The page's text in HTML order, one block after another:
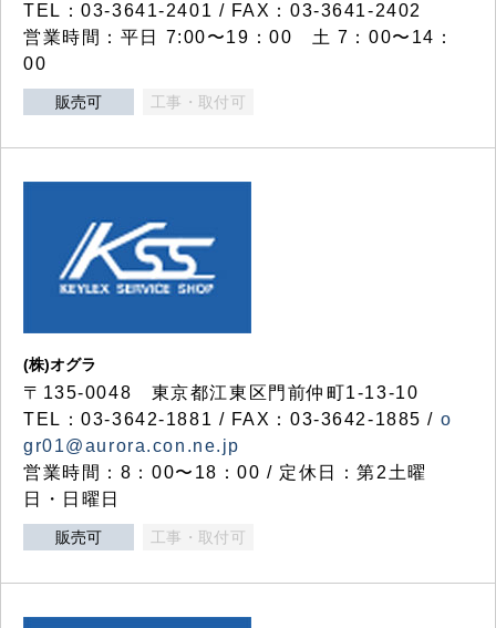
TEL：03-3641-2401 / FAX：03-3641-2402
営業時間：平日 7:00〜19：00 土 7：00〜14：
00
販売可 工事・取付可
(株)オグラ
〒135-0048 東京都江東区門前仲町1-13-10
TEL：03-3642-1881 / FAX：03-3642-1885 / o
gr01@aurora.con.ne.jp
営業時間：8：00〜18：00 / 定休日：第2土曜
日・日曜日
販売可 工事・取付可